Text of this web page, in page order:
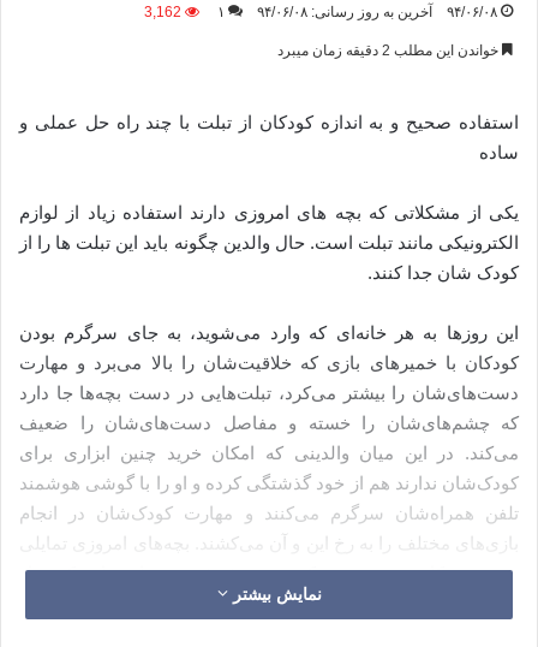
۹۴/۰۶/۰۸ آخرین به روز رسانی: ۹۴/۰۶/۰۸ ۱ 3,162
خواندن این مطلب 2 دقیقه زمان میبرد
استفاده صحیح و به اندازه کودکان از تبلت با چند راه حل عملی و
ساده
یکی از مشکلاتی که بچه های امروزی دارند استفاده زیاد از لوازم
الکترونیکی مانند تبلت است. حال والدین چگونه باید این تبلت ها را از
کودک شان جدا کنند.
این روزها به هر خانه‌ای که وارد می‌شوید، به جای سرگرم بودن
کودکان با خمیرهای بازی که خلاقیت‌شان را بالا می‌برد و مهارت‌
دست‌های‌شان را بیشتر می‌کرد، تبلت‌هایی در دست بچه‌ها جا دارد
که چشم‌های‌شان را خسته و مفاصل دست‌های‌شان را ضعیف
می‌کند. در این میان والدینی که امکان خرید چنین ابزاری برای
کودک‌شان ندارند هم از خود گذشتگی کرده و او را با گوشی هوشمند
تلفن همراه‌شان سرگرم می‌کنند و مهارت کودک‌شان در انجام
بازی‌های مختلف را به رخ این و آن می‌کشند. بچه‌های امروزی تمایلی
به دویدن، کاردستی درست کردن و نقش‌پذیری در بازی‌هایی که نسل
ما از آنها لذت می‌برد، ندارند. آنها ترجیح می‌دهند روی مبل راحتی لم
نمایش بیشتر